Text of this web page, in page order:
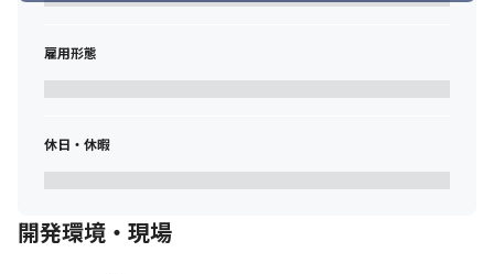
雇用形態
休日・休暇
開発環境・現場